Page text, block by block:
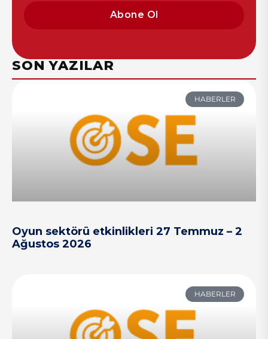
Abone Ol
SON YAZILAR
HABERLER
Oyun sektörü etkinlikleri 27 Temmuz – 2
Ağustos 2026
HABERLER